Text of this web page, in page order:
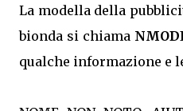
La modella della
bionda si chiama
qualche informazione e